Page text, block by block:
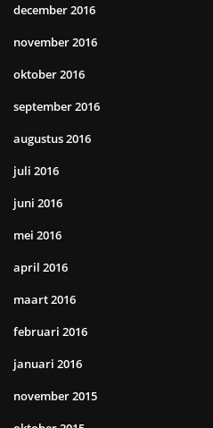
december 2016
november 2016
oktober 2016
september 2016
augustus 2016
juli 2016
juni 2016
mei 2016
april 2016
maart 2016
februari 2016
januari 2016
november 2015